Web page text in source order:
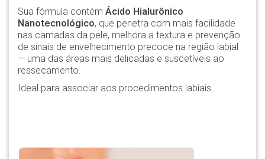
Sua fórmula contém Ácido Hialurônico
Nanotecnológico, que penetra com mais facilidade
nas camadas da pele, melhora a textura e prevenção
de sinais de envelhecimento precoce na região labial
— uma das áreas mais delicadas e suscetíveis ao
ressecamento.
Ideal para associar aos procedimentos labiais.